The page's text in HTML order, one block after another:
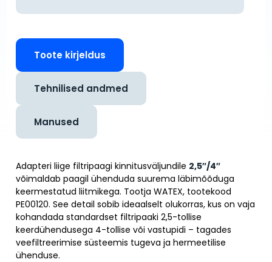
Toote kirjeldus
Tehnilised andmed
Manused
Adapteri liige filtripaagi kinnitusväljundile 2,5″/4″
võimaldab paagil ühenduda suurema läbimõõduga
keermestatud liitmikega. Tootja WATEX, tootekood
PE00120. See detail sobib ideaalselt olukorras, kus on vaja
kohandada standardset filtripaaki 2,5-tollise
keerdühendusega 4-tollise või vastupidi – tagades
veefiltreerimise süsteemis tugeva ja hermeetilise
ühenduse.